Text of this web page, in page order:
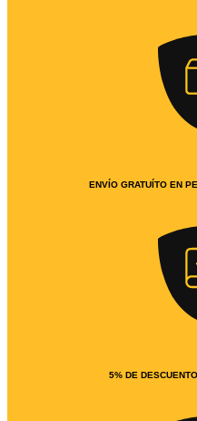
ENVÍO GRATUÍTO EN
5% DE